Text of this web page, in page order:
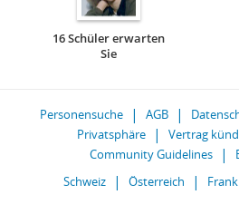
16 Schüler erwarten
Sie
Personensuche AGB
Privatsphäre
Vertrag
Community Guidelines
Schweiz
Österreich